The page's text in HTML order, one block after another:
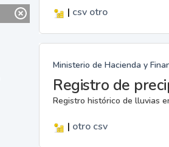
| csv otro
Ministerio de Hacienda y
Registro de
Registro histórico de lluvias
| otro csv